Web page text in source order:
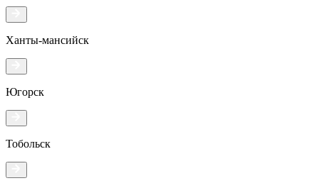
Ханты-мансийск
Югорск
Тобольск